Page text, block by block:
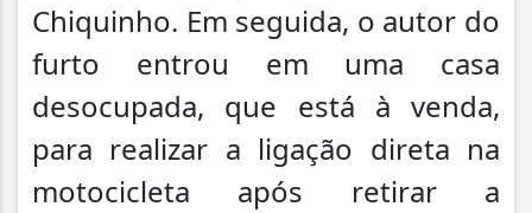
Chiquinho. Em seguida, o autor do
furto entrou em uma casa
desocupada, que está à venda,
para realizar a ligação direta na
motocicleta após retirar a